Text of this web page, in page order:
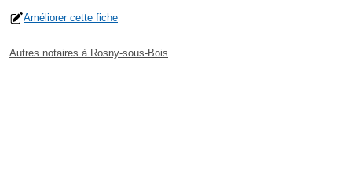
Améliorer cette fiche
Autres notaires à Rosny-sous-Bois